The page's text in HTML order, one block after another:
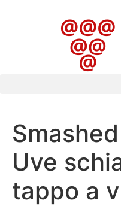
Uve
tappo a